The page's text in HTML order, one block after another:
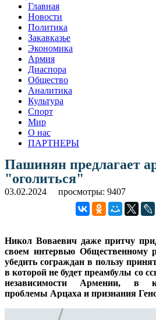
Главная
Новости
Политика
Закавказье
Экономика
Армия
Диаспора
Общество
Аналитика
Культура
Спорт
Мир
О нас
ПАРТНЕРЫ
Пашинян предлагает
"оголиться"
03.02.2024 просмотры: 9407
Никол Воваевич даже притчу
своем интервью Общественному
убедить сограждан в пользу
в которой не будет преамбулы со
независимости Армении, в
проблемы Арцаха и признания